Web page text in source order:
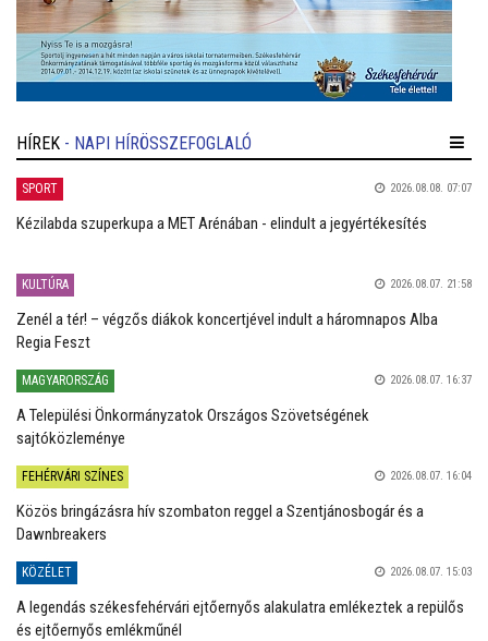
HÍREK - NAPI HÍRÖSSZEFOGLALÓ
SPORT 2026.08.08. 07:07
Kézilabda szuperkupa a MET Arénában - elindult a jegyértékesítés
KULTÚRA 2026.08.07. 21:58
Zenél a tér! – végzős diákok koncertjével indult a háromnapos Alba
Regia Feszt
MAGYARORSZÁG 2026.08.07. 16:37
A Települési Önkormányzatok Országos Szövetségének
sajtóközleménye
FEHÉRVÁRI SZÍNES 2026.08.07. 16:04
Közös bringázásra hív szombaton reggel a Szentjánosbogár és a
Dawnbreakers
KÖZÉLET 2026.08.07. 15:03
A legendás székesfehérvári ejtőernyős alakulatra emlékeztek a repülős
és ejtőernyős emlékműnél